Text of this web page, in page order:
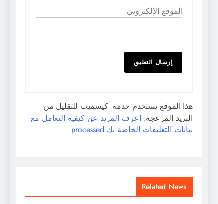
الموقع الإلكتروني
هذا الموقع يستخدم خدمة أكيسميت للتقليل من
البريد المزعجة. اعرف المزيد عن كيفية التعامل مع
بيانات التعليقات الخاصة بك processed
.
Related News